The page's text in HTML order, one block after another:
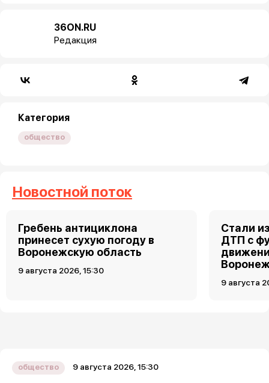
36ON.RU
Редакция
Категория
общество
Новостной поток
Гребень антициклона
принесет сухую погоду в
Воронежскую область
9 августа 2026, 15:30
Стали
ДТП с
9 августа
общество 9 августа 2026, 15:30